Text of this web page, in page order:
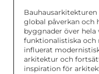
global påverkan och
byggnader över hela
funktionalistiska
influerat
arkitektur och
inspiration för